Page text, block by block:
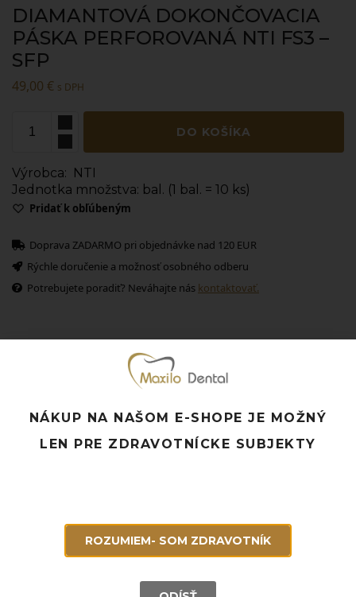
DIAMANTOVÁ DOKONČOVACIA
PÁSKA PERFOROVANÁ NTI FS3 –
SFP
49,00 € s DPH
DO KOŠÍKA
Výrobca: NTI
Jednotka množstva: bal. (1 bal. = 10 ks)
Pridať k obľúbeným
Doprava ZADARMO pri objednávke nad 120 EUR
Rýchle doručenie a možnosť osobného odberu
Potrebujete poradiť? Neváhajte nás kontaktovať.
Súvisiace produkty
NÁKUP NA NAŠOM E-SHOPE JE MOŽNÝ
LEN PRE ZDRAVOTNÍCKE SUBJEKTY
ROZUMIEM- SOM ZDRAVOTNÍK